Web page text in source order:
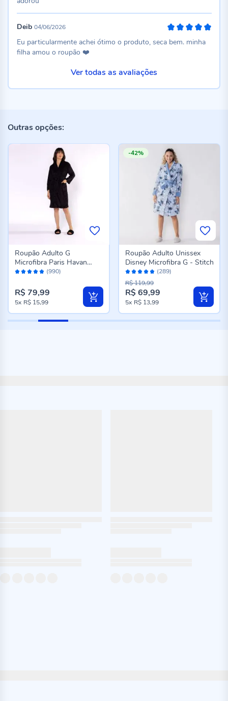
Deib 04/06/2026
Eu particularmente achei ótimo o produto, seca bem. minha
filha amou o roupão ❤️
Ver todas as avaliações
Outras opções:
Avaliação: (990)
Roupão Adulto G
Microfibra Paris Havan
Casa - Carbono
R$ 79,99
5x R$ 15,99
-42%
Avaliação:
96%
(289)
Roupão Adulto Unissex
Disney Microfibra G - Stitch
Preço
especial
R$ 69,99
R$ 119,99
5x R$ 13,99